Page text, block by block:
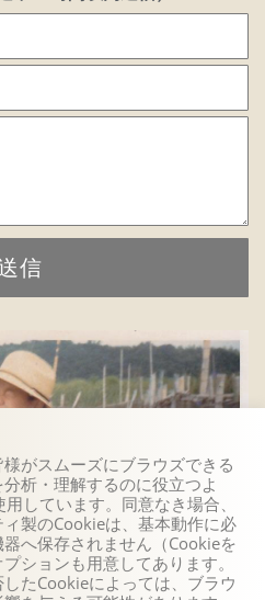
信
がスムーズにブラウズできる
析・理解するのに役立つよ
しています。同意なき場合、
製のCookieは、基本動作に必
へ保存されません（Cookieを
ションも用意してあります。
したCookieによっては、ブラウ